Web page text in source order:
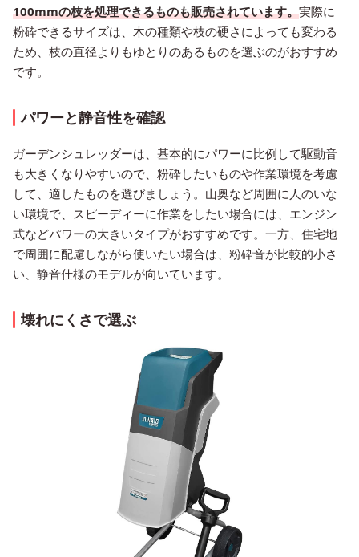
100mmの枝を処理できるものも販売されています。実際に
粉砕できるサイズは、木の種類や枝の硬さによっても変わる
ため、枝の直径よりもゆとりのあるものを選ぶのがおすすめ
です。
パワーと静音性を確認
ガーデンシュレッダーは、基本的にパワーに比例して駆動音
も大きくなりやすいので、粉砕したいものや作業環境を考慮
して、適したものを選びましょう。山奥など周囲に人のいな
い環境で、スピーディーに作業をしたい場合には、エンジン
式などパワーの大きいタイプがおすすめです。一方、住宅地
で周囲に配慮しながら使いたい場合は、粉砕音が比較的小さ
い、静音仕様のモデルが向いています。
壊れにくさで選ぶ